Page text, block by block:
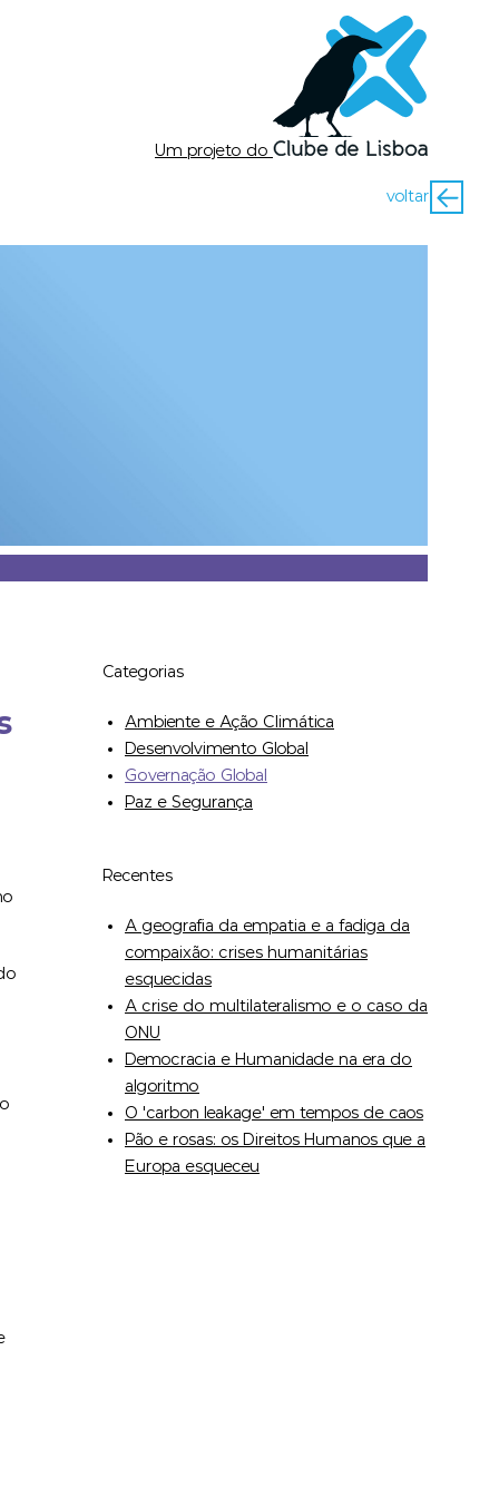
Um projeto do
voltar
Categorias
Ambiente e Ação Climática
Desenvolvimento Global
Governação Global
Paz e Segurança
Recentes
A geografia da empatia e a fadiga da
compaixão: crises humanitárias
esquecidas
A crise do multilateralismo e o caso da
ONU
Democracia e Humanidade na era do
algoritmo
O 'carbon leakage' em tempos de caos
Pão e rosas: os Direitos Humanos que a
Europa esqueceu